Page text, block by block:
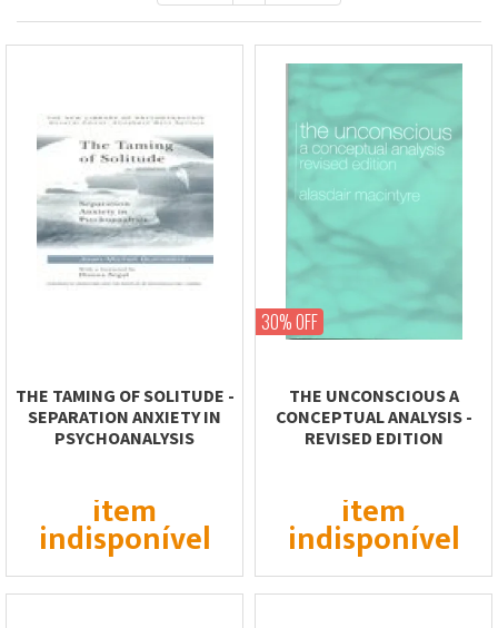
THE TAMING OF SOLITUDE -
SEPARATION ANXIETY IN
PSYCHOANALYSIS
item
indisponível
30% OFF
THE UNCONSCIOUS A
CONCEPTUAL ANALYSIS -
REVISED EDITION
item
indisponível